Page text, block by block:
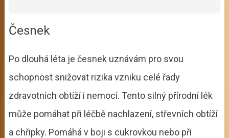
Česnek
Po dlouhá léta je česnek uznávám pro svou
schopnost snižovat rizika vzniku celé řady
zdravotních obtíží i nemocí. Tento silný přírodní lék
může pomáhat při léčbě nachlazení, střevních obtíží
a chřipky. Pomáhá v boji s cukrovkou nebo při